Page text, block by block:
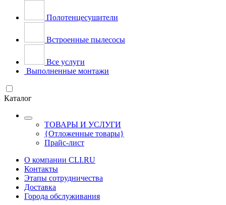
Полотенцесушители
Встроенные пылесосы
Все услуги
Выполненные монтажи
Каталог
ТОВАРЫ И УСЛУГИ
{Отложенные товары}
Прайс-лист
О компании CLI.RU
Контакты
Этапы сотрудничества
Доставка
Города обслуживания